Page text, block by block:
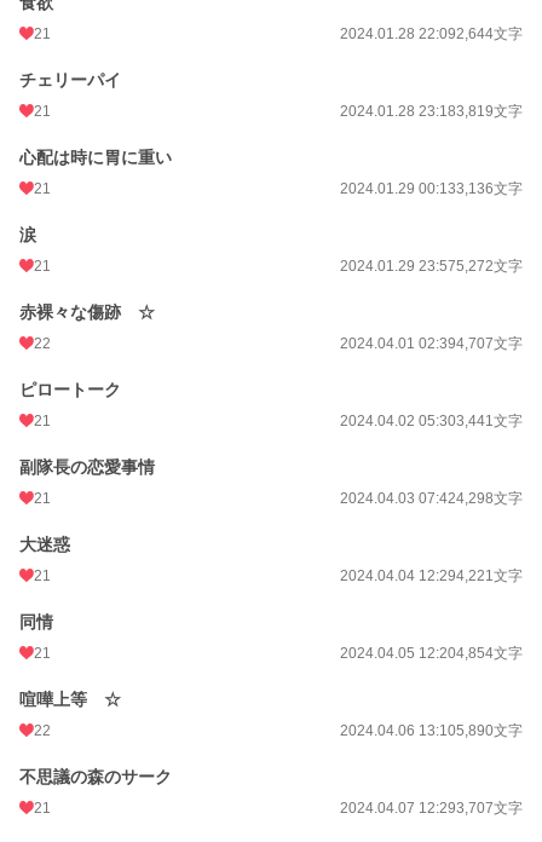
21 2024.01.28 22:092,644文字
チェリーパイ
21 2024.01.28 23:183,819文字
心配は時に胃に重い
21 2024.01.29 00:133,136文字
涙
21 2024.01.29 23:575,272文字
赤裸々な傷跡 ☆
22 2024.04.01 02:394,707文字
ピロートーク
21 2024.04.02 05:303,441文字
副隊長の恋愛事情
21 2024.04.03 07:424,298文字
大迷惑
21 2024.04.04 12:294,221文字
同情
21 2024.04.05 12:204,854文字
喧嘩上等 ☆
22 2024.04.06 13:105,890文字
不思議の森のサーク
21 2024.04.07 12:293,707文字